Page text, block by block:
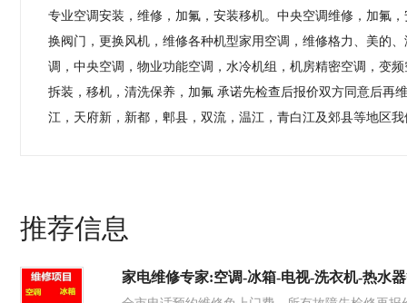
专业空调安装，维修，加氟，安装移机。中央空调维修，​‌‌加氟
换阀门，更换风机，维修各种机型家用空调，维修格力、美的
调，中央空调，物业功能空调，水冷机组，机房精密空调，变
拆装，移机，清洗保养，加氟 承诺先检查后报价双方同意后再
江，天府新，新都，郫县，双流，温江，青白江及郊县等地区
登录帐号： 密码：
推荐信息
家电维修专家:空调-冰箱-电视-洗衣机-热水